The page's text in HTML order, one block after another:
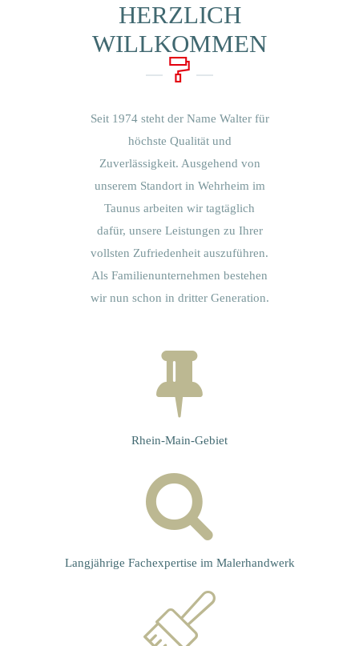
HERZLICH
WILLKOMMEN
Seit 1974 steht der Name Walter für
höchste Qualität und
Zuverlässigkeit. Ausgehend von
unserem Standort in Wehrheim im
Taunus arbeiten wir tagtäglich
dafür, unsere Leistungen zu Ihrer
vollsten Zufriedenheit auszuführen.
Als Familienunternehmen bestehen
wir nun schon in dritter Generation.
Rhein-Main-Gebiet
Langjährige Fachexpertise im Malerhandwerk